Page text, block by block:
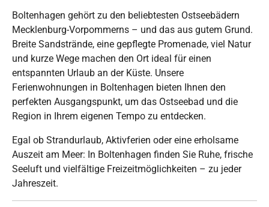
Boltenhagen gehört zu den beliebtesten Ostseebädern
Mecklenburg-Vorpommerns – und das aus gutem Grund.
Breite Sandstrände, eine gepflegte Promenade, viel Natur
und kurze Wege machen den Ort ideal für einen
entspannten Urlaub an der Küste. Unsere
Ferienwohnungen in Boltenhagen bieten Ihnen den
perfekten Ausgangspunkt, um das Ostseebad und die
Region in Ihrem eigenen Tempo zu entdecken.
Egal ob Strandurlaub, Aktivferien oder eine erholsame
Auszeit am Meer: In Boltenhagen finden Sie Ruhe, frische
Seeluft und vielfältige Freizeitmöglichkeiten – zu jeder
Jahreszeit.